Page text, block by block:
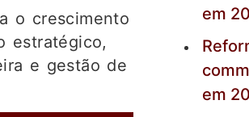
o crescimento
estratégico,
e gestão de
em
em